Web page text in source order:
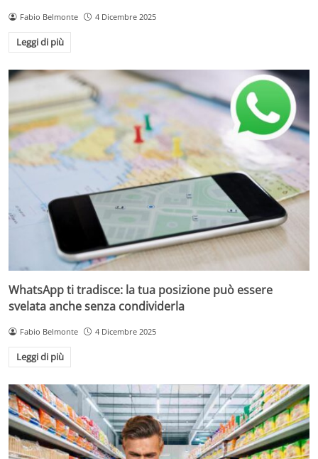
Fabio Belmonte 4 Dicembre 2025
Leggi di più
WhatsApp ti tradisce: la tua posizione può essere
svelata anche senza condividerla
Fabio Belmonte 4 Dicembre 2025
Leggi di più